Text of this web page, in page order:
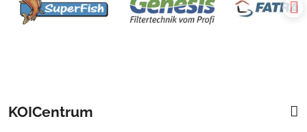
KOICentrum